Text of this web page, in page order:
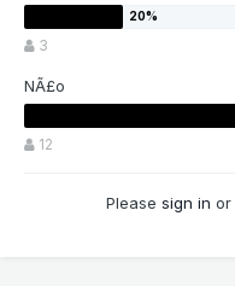
3
NÃ£o
12
Please sign in or